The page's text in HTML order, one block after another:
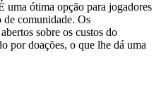
uma ótima opção para jogadores
de comunidade. Os
sobre os custos do
por doações, o que lhe dá uma